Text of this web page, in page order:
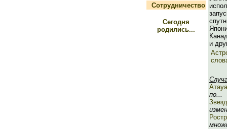
Сотрудничество
Сегодня
родились...
и
по...